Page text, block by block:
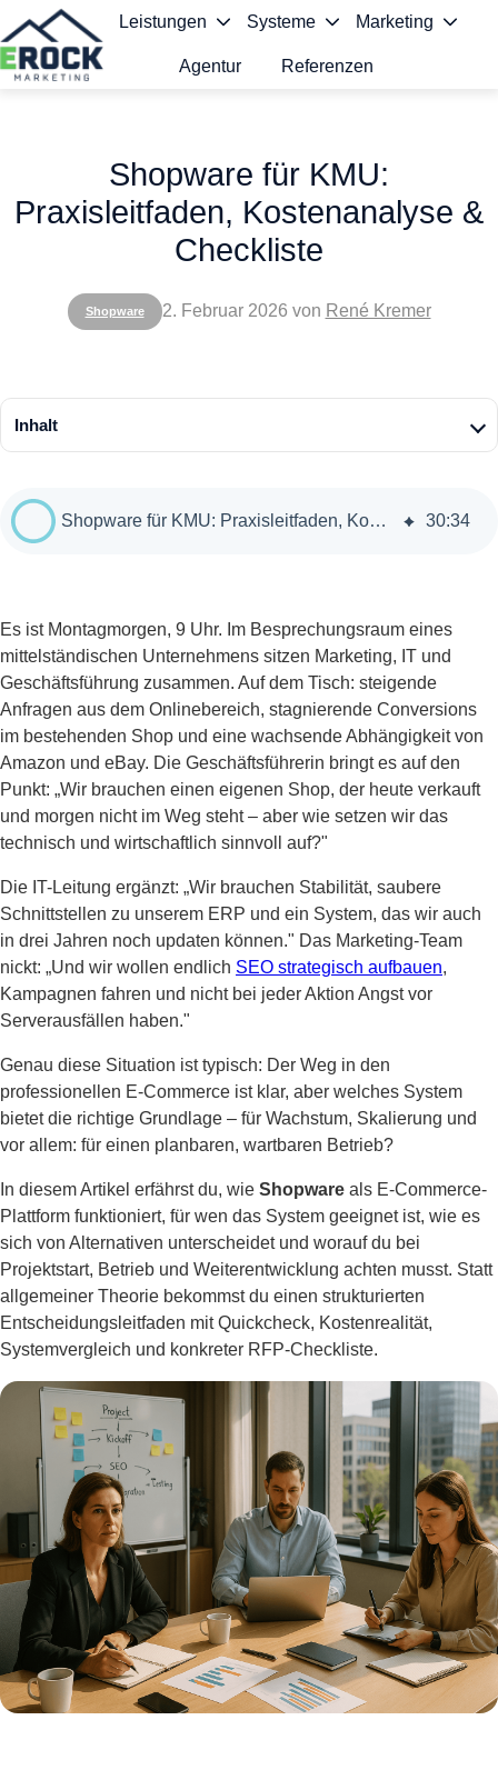
Leistungen Systeme Marketing
Agentur Referenzen
Shopware
Shopware für KMU:
Praxisleitfaden, Kostenanalyse &
Checkliste
2. Februar 2026 von René Kremer
Inhalt
Shopware für KMU: Praxisleitfaden, Kostenanalyse & Checkliste 30:34
Es ist Montagmorgen, 9 Uhr. Im Besprechungsraum eines
mittelständischen Unternehmens sitzen Marketing, IT und
Geschäftsführung zusammen. Auf dem Tisch: steigende
Anfragen aus dem Onlinebereich, stagnierende Conversions
im bestehenden Shop und eine wachsende Abhängigkeit von
Amazon und eBay. Die Geschäftsführerin bringt es auf den
Punkt: „Wir brauchen einen eigenen Shop, der heute verkauft
und morgen nicht im Weg steht – aber wie setzen wir das
technisch und wirtschaftlich sinnvoll auf?"
Die IT-Leitung ergänzt: „Wir brauchen Stabilität, saubere
Schnittstellen zu unserem ERP und ein System, das wir auch
in drei Jahren noch updaten können." Das Marketing-Team
nickt: „Und wir wollen endlich SEO strategisch aufbauen,
Kampagnen fahren und nicht bei jeder Aktion Angst vor
Serverausfällen haben."
Genau diese Situation ist typisch: Der Weg in den
professionellen E-Commerce ist klar, aber welches System
bietet die richtige Grundlage – für Wachstum, Skalierung und
vor allem: für einen planbaren, wartbaren Betrieb?
In diesem Artikel erfährst du, wie Shopware als E-Commerce-
Plattform funktioniert, für wen das System geeignet ist, wie es
sich von Alternativen unterscheidet und worauf du bei
Projektstart, Betrieb und Weiterentwicklung achten musst. Statt
allgemeiner Theorie bekommst du einen strukturierten
Entscheidungsleitfaden mit Quickcheck, Kostenrealität,
Systemvergleich und konkreter RFP-Checkliste.